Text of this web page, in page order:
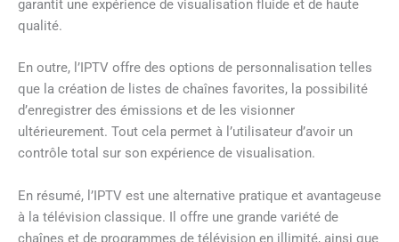
garantit une expérience de visualisation fluide et de haute
qualité.
En outre, l’IPTV offre des options de personnalisation telles
que la création de listes de chaînes favorites, la possibilité
d’enregistrer des émissions et de les visionner
ultérieurement. Tout cela permet à l’utilisateur d’avoir un
contrôle total sur son expérience de visualisation.
En résumé, l’IPTV est une alternative pratique et avantageuse
à la télévision classique. Il offre une grande variété de
chaînes et de programmes de télévision en illimité, ainsi que